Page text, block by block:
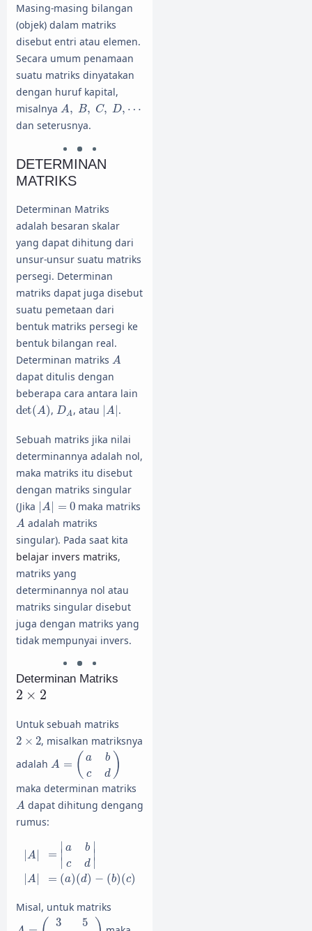
Masing-masing bilangan
(objek) dalam matriks
disebut entri atau elemen.
Secara umum penamaan
suatu matriks dinyatakan
dengan huruf kapital,
misalnya A, B, C, D, ⋯
A B, C,D ⋯
dan seterusnya.
DETERMINAN
MATRIKS
Determinan Matriks
adalah besaran skalar
yang dapat dihitung dari
unsur-unsur suatu matriks
persegi. Determinan
matriks dapat juga disebut
suatu pemetaan dari
bentuk matriks persegi ke
bentuk bilangan real.
Determinan matriks A
A
dapat ditulis dengan
beberapa cara antara lain
det(A)
det( A) , DA
DA , atau A
| A |.
Sebuah matriks jika nilai
determinannya adalah nol,
maka matriks itu disebut
dengan matriks singular
(Jika |A| = 0
| A | 0 maka matriks
A
A adalah matriks
singular). Pada saat kita
belajar invers matriks,
matriks yang
determinannya nol atau
matriks singular disebut
juga dengan matriks yang
tidak mempunyai invers.
Determinan Matriks
2 × 2
2 ×2
Untuk sebuah matriks
2 × 2
2 ×2 , misalkan matriksnya
adalah A = ( a
b
c
d )
A=(abc d)
maka determinan matriks
A
A dapat dihitung dengang
rumus:
|A| =
∣
∣
∣
a
b
c
d
∣
∣
∣
|A| = (a)(d) − (b)(c)
a | |
Misal, untuk matriks
3 5
A=(35−4−2 )